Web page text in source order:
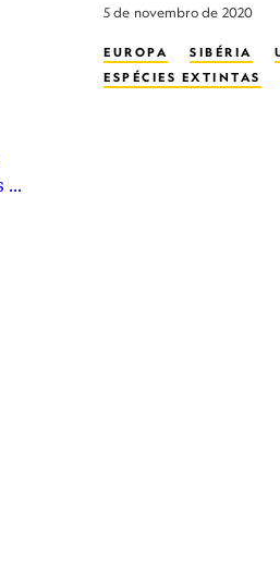
5 de novembro de 2020
EUROPA SIBÉRIA
ESPÉCIES EXTINTAS